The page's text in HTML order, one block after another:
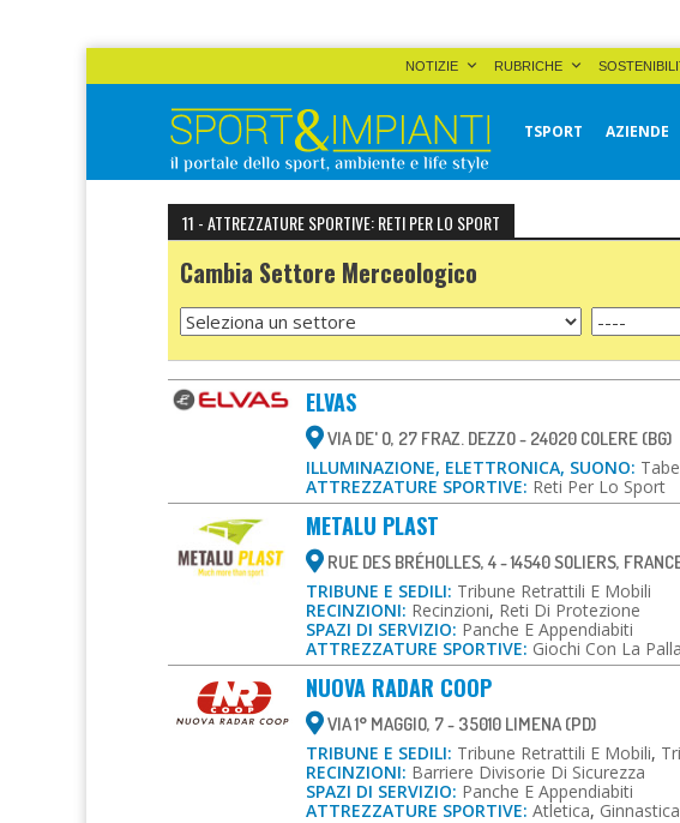
NOTIZIE RUBRICHE
Sport&Impianti
TSPORT AZIENDE
11 - ATTREZZATURE SPORTIVE: RETI PER LO SPORT
Cambia Settore Merceologico
ELVAS
VIA DE' O, 27 FRAZ. DEZZO - 24020 COLERE (BG)
ILLUMINAZIONE, ELETTRONICA, SUONO:
ATTREZZATURE SPORTIVE: Reti Per Lo Sport
METALU PLAST
RUE DES BRÉHOLLES, 4 - 14540 SOLIERS,
TRIBUNE E SEDILI: Tribune Retrattili E Mobili
RECINZIONI: Recinzioni, Reti Di Protezione
SPAZI DI SERVIZIO: Panche E Appendiabiti
ATTREZZATURE SPORTIVE: Giochi Con La Palla
NUOVA RADAR COOP
VIA 1° MAGGIO, 7 - 35010 LIMENA (PD)
TRIBUNE E SEDILI: Tribune Retrattili E Mobili,
RECINZIONI: Barriere Divisorie Di Sicurezza
SPAZI DI SERVIZIO: Panche E Appendiabiti
ATTREZZATURE SPORTIVE: Atletica, Ginnastica